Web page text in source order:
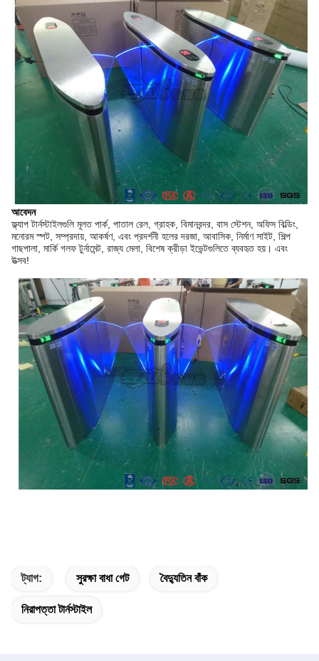
আবেদন
ফ্ল্যাপ টার্নস্টাইলগুলি মূলত পার্ক, পাতাল রেল, গ্রাহক, বিমানবন্দর, বাস স্টেশন, অফিস বিল্ডিং,
মনোরম স্পট, সম্প্রদায়, আকর্ষণ, এবং প্রদর্শনী হলের দরজা, আবাসিক, নির্মাণ সাইট, শিল্প
গাছপালা, মার্কি গলফ টুর্নামেন্ট, রাজ্য মেলা, বিশেষ ক্রীড়া ইভেন্টগুলিতে ব্যবহৃত হয়। এবং
উত্সব!
ট্যাগ: সুরক্ষা বাধা গেট বৈদ্যুতিন বাঁক
নিরাপত্তা টার্নস্টাইল